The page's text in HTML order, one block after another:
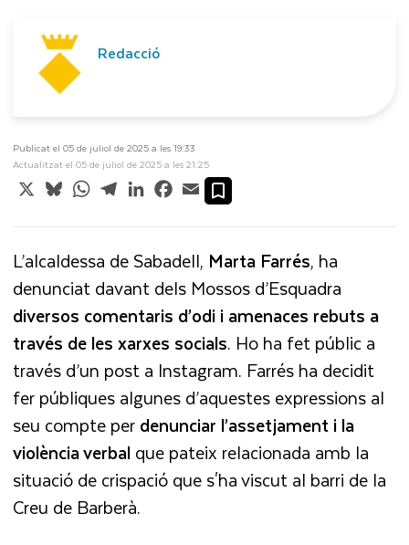
Redacció
Publicat el 05 de juliol de 2025 a les 19:33
Actualitzat el 05 de juliol de 2025 a les 21:25
X BlueskyWhatsApp
TelegramLinkedInFacebook
Email
L’alcaldessa de Sabadell, Marta Farrés, ha
denunciat davant dels Mossos d’Esquadra
diversos comentaris d’odi i amenaces rebuts a
través de les xarxes socials. Ho ha fet públic a
través d’un post a Instagram. Farrés ha decidit
fer públiques algunes d’aquestes expressions al
seu compte perdenunciar l’assetjament i la
violència verbalque pateix relacionada amb la
situació de crispació que s'ha viscut al barri de la
Creu de Barberà.